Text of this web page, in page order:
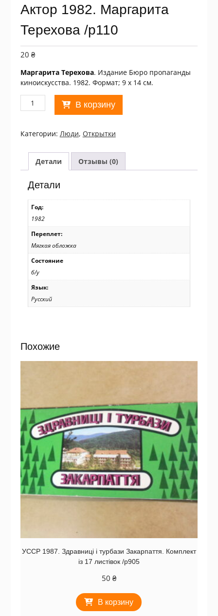
Актор 1982. Маргарита
Терехова /p110
20 ₴
Маргарита Терехова. Издание Бюро пропаганды
киноискусства. 1982. Формат; 9 х 14 см.
Количество
товара
1982.
Маргарита
Терехова
/p110
В корзину
Категории: Люди, Открытки
Детали Отзывы (0)
Детали
Год:
1982
Переплет:
Мягкая обложка
Состояние
б/у
Язык:
Русский
Похожие
УССР 1987. Здравниці і турбази Закарпаття. Комплект
із 17 листівок /р905
50 ₴
В корзину